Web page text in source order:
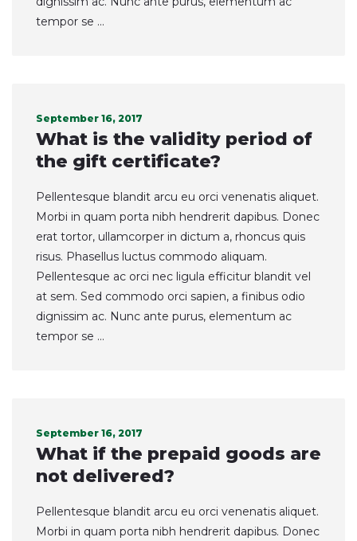
tempor se ...
September 16, 2017
What is the validity period of
the gift certificate?
Pellentesque blandit arcu eu orci venenatis aliquet.
Morbi in quam porta nibh hendrerit dapibus. Donec
erat tortor, ullamcorper in dictum a, rhoncus quis
risus. Phasellus luctus commodo aliquam.
Pellentesque ac orci nec ligula efficitur blandit vel
at sem. Sed commodo orci sapien, a finibus odio
dignissim ac. Nunc ante purus, elementum ac
tempor se ...
September 16, 2017
What if the prepaid goods are
not delivered?
Pellentesque blandit arcu eu orci venenatis aliquet.
Morbi in quam porta nibh hendrerit dapibus. Donec